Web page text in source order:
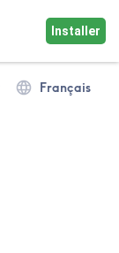
Installer
Français